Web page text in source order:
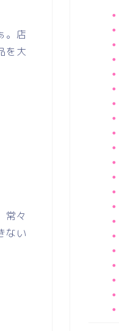
。店
を大
常々
ない